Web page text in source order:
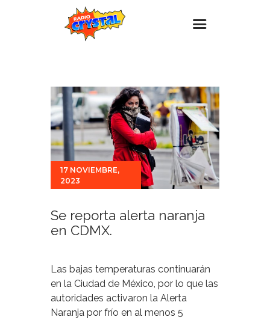
Estaciones
Eventos
Promociones
Noticias
Para ti
17 NOVIEMBRE,
2023
Se reporta alerta naranja
en CDMX.
Las bajas temperaturas continuarán
en la Ciudad de México, por lo que las
autoridades activaron la Alerta
Naranja por frío en al menos 5